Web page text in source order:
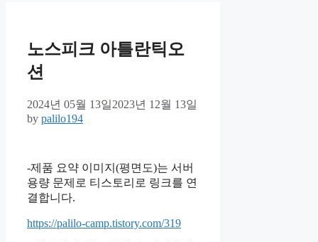
노스피크 아틀란틱오
션
2024년 05월 13일2023년 12월 13일
by palilo194
-제품 요약 이미지(평면도)는 서버
용량 문제로 티스토리로 링크를 연
결합니다.
https://palilo-camp.tistory.com/319